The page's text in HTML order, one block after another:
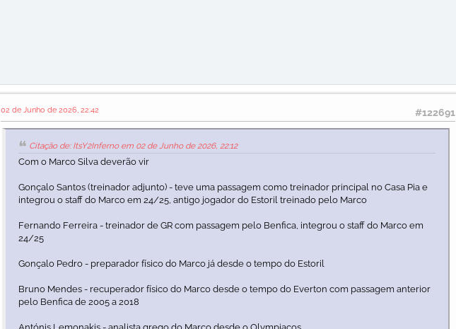
#122691
02 de Junho de 2026, 22:42
Citação de: ItsY2Inferno em 02 de Junho de 2026, 22:12
Com o Marco Silva deverão vir
Gonçalo Santos (treinador adjunto) - teve uma passagem como treinador principal no Casa Pia e
integrou o staff do Marco em 24/25, antigo jogador do Estoril treinado pelo Marco
Fernando Ferreira - treinador de GR com passagem pelo Benfica, integrou o staff do Marco em
24/25
Gonçalo Pedro - preparador físico do Marco já desde o tempo do Estoril
Bruno Mendes - recuperador físico do Marco desde o tempo do Everton com passagem anterior
pelo Benfica de 2005 a 2018